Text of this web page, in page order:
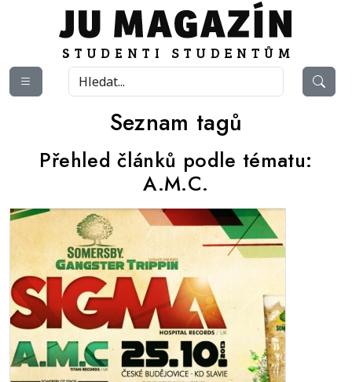
Seznam tagů
Přehled článků podle tématu:
A.M.C.